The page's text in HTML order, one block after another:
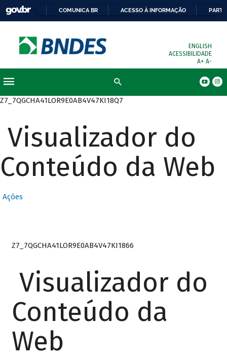
COMUNICA BR ACESSO À INFORMAÇÃO
ENGLISH
ACESSIBILIDADE
A+ A-
Z7_7QGCHA41LOR9E0AB4V47KI18Q7
Visualizador do
Conteúdo da Web
Ações
Z7_7QGCHA41LOR9E0AB4V47KI1866
Visualizador do
Conteúdo da
Web